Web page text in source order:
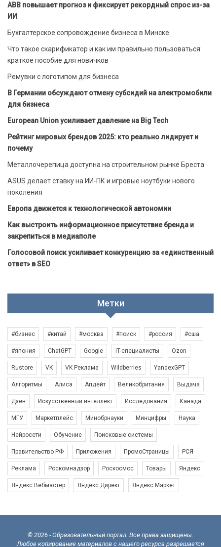
ABB повышает прогноз и фиксирует рекордный спрос из-за
ИИ
Бухгалтерское сопровождение бизнеса в Минске
Что такое скарификатор и как им правильно пользоваться:
краткое пособие для новичков
Ремувки с логотипом для бизнеса
В Германии обсуждают отмену субсидий на электромобили
для бизнеса
European Union усиливает давление на Big Tech
Рейтинг мировых брендов 2025: кто реально лидирует и
почему
Металлочерепица доступна на строительном рынке Бреста
ASUS делает ставку на ИИ-ПК и игровые ноутбуки нового
поколения
Европа движется к технологической автономии
Как выстроить информационное присутствие бренда и
закрепиться в медиаполе
Голосовой поиск усиливает конкуренцию за «единственный
ответ» в SEO
Метки
#бизнес #китай #москва #поиск #россия #сша
#япония ChatGPT Google IT-специалисты Ozon
Rustore VK VK Реклама Wildberries YandexGPT
Алгоритмы Алиса Апдейт Великобритания Выдача
Дзен Искусственный интеллект Исследования Канада
МГУ Маркетплейс Минобрнауки Минцифры Наука
Нейросети Обучение Поисковые системы
Правительство РФ Приложения ПромоСтраницы РСЯ
Реклама Роскомнадзор Роскосмос Товары Яндекс
Яндекс.Вебмастер Яндекс.Директ Яндекс.Маркет
© 2026 - Образовательный портал. Все права защищены.
Любое копирование материалов с нашего ресурса разрешается